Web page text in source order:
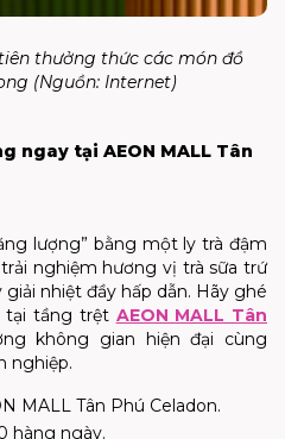
thưởng thức các món đồ
(Nguồn: Internet)
ngay tại AEON MALL Tân
lượng” bằng một ly trà đậm
nghiệm hương vị trà sữa trứ
nhiệt đầy hấp dẫn. Hãy ghé
tại tầng trệt AEON MALL Tân
không gian hiện đại cùng
nghiệp.
MALL Tân Phú Celadon.
hàng ngày.